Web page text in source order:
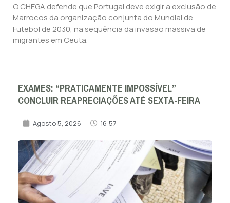
O CHEGA defende que Portugal deve exigir a exclusão de
Marrocos da organização conjunta do Mundial de
Futebol de 2030, na sequência da invasão massiva de
migrantes em Ceuta.
EXAMES: “PRATICAMENTE IMPOSSÍVEL”
CONCLUIR REAPRECIAÇÕES ATÉ SEXTA-FEIRA
Agosto 5, 2026 16:57